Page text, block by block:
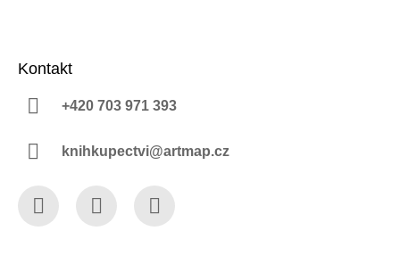
Kontakt
+420 703 971 393
knihkupectvi@artmap.cz